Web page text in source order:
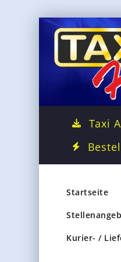
Taxi
Startseite
Kurier- /